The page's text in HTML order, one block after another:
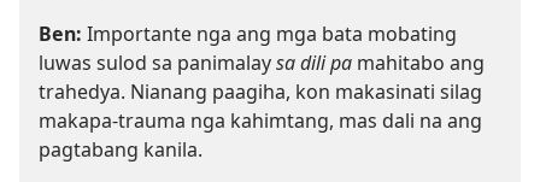
Ben: Importante nga ang mga bata mobating
luwas sulod sa panimalaysa dili pa mahitabo ang
trahedya. Nianang paagiha, kon makasinati silag
makapa-trauma nga kahimtang, mas dali na ang
pagtabang kanila.